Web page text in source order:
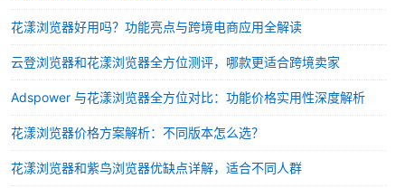
花漾浏览器好用吗？功能亮点与跨境电商应用全解读
云登浏览器和花漾浏览器全方位测评，哪款更适合跨境卖家
Adspower 与花漾浏览器全方位对比：功能价格实用性深度解析
花漾浏览器价格方案解析：不同版本怎么选？
花漾浏览器和紫鸟浏览器优缺点详解，适合不同人群